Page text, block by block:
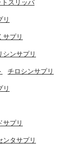
トスリッパ
リ
サプリ
シンサプリ
チロシンサプリ
リ
サプリ
ンタサプリ